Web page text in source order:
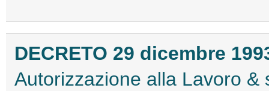
DECRETO 29 dicembre
Autorizzazione alla Lavoro